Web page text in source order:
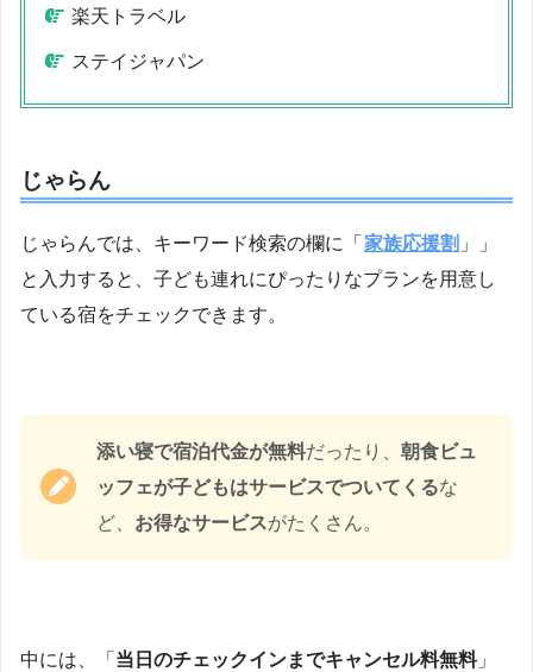
楽天トラベル
ステイジャパン
じゃらん
じゃらんでは、キーワード検索の欄に「 家族応援割 」」
と入力すると、子ども連れにぴったりなプランを用意し
ている宿をチェックできます。
添い寝で宿泊代金が無料だったり、 朝食ビュ
ッフェが子どもはサービスでついてくるな
ど、 お得なサービスがたくさん。
中には、「 当日のチェックインまでキャンセル料無料 」